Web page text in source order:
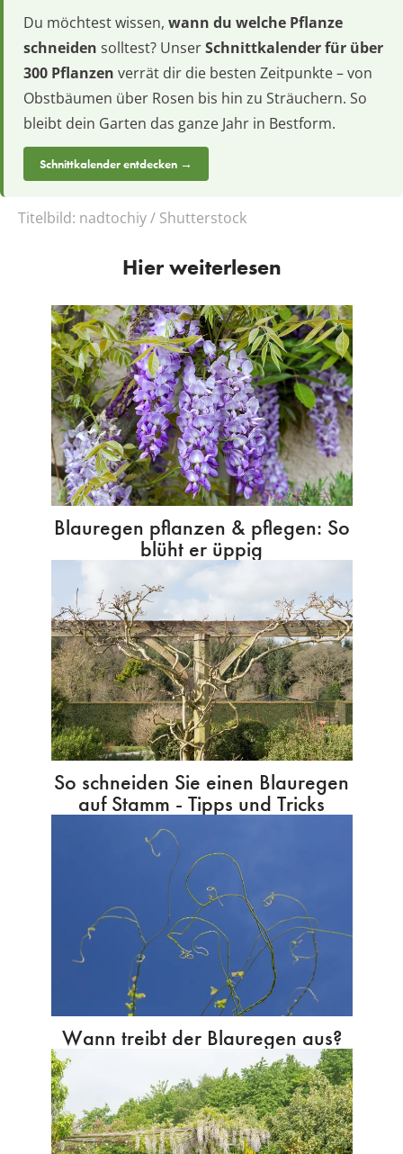
Du möchtest wissen, wann du welche Pflanze
schneiden solltest? UnserSchnittkalender für über
300 Pflanzen verrät dir die besten Zeitpunkte – von
Obstbäumen über Rosen bis hin zu Sträuchern. So
bleibt dein Garten das ganze Jahr in Bestform.
Schnittkalender entdecken →
Titelbild: nadtochiy / Shutterstock
Hier weiterlesen
Blauregen pflanzen & pflegen: So
blüht er üppig
So schneiden Sie einen Blauregen
auf Stamm - Tipps und Tricks
Wann treibt der Blauregen aus?